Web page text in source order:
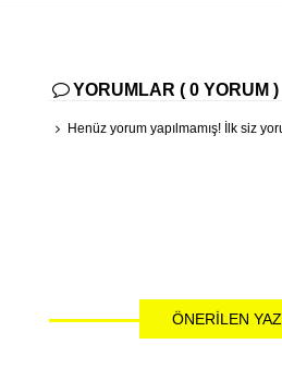
YORUMLAR ( 0 YORUM )
Henüz yorum yapılmamış! İlk siz
ÖNERILEN